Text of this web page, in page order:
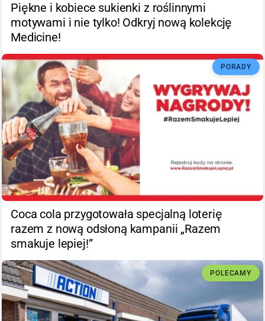
Piękne i kobiece sukienki z roślinnymi
motywami i nie tylko! Odkryj nową kolekcję
Medicine!
PORADY
Coca cola przygotowała specjalną loterię
razem z nową odsłoną kampanii „Razem
smakuje lepiej!”
POLECAMY